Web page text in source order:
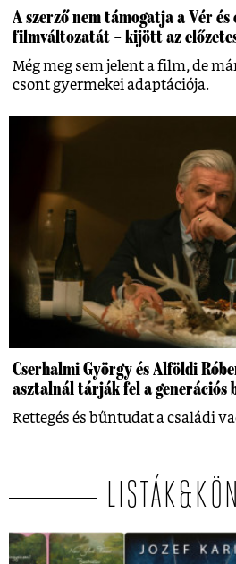
A szerző nem támogatja a Vér
filmváltozatát – kijött az
Még meg sem jelent a film, de
csont gyermekei adaptációja.
Cserhalmi György és Alföldi
asztalnál tárják fel a generációs
Rettegés és bűntudat a családi